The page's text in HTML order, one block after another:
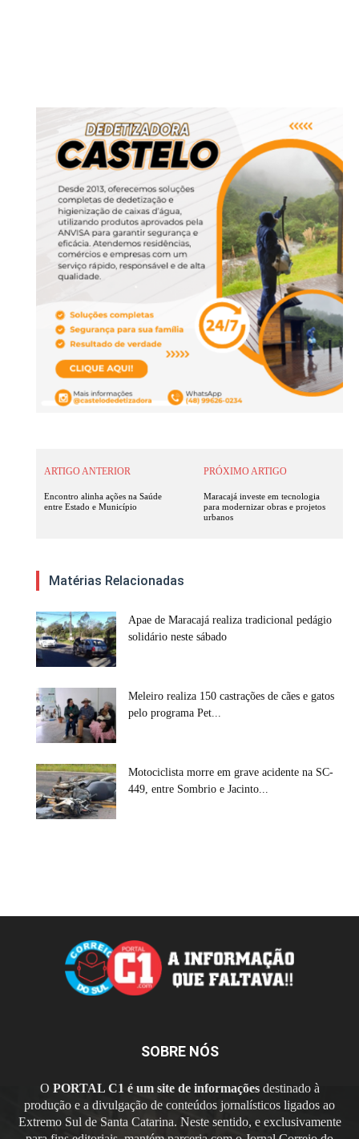
ARTIGO ANTERIOR
Encontro alinha ações na Saúde
entre Estado e Município
PRÓXIMO ARTIGO
Maracajá investe em tecnologia
para modernizar obras e projetos
urbanos
Matérias Relacionadas
Apae de Maracajá realiza tradicional pedágio
solidário neste sábado
Meleiro realiza 150 castrações de cães e gatos
pelo programa Pet...
Motociclista morre em grave acidente na SC-
449, entre Sombrio e Jacinto...
SOBRE NÓS
O PORTAL C1 é um site de informaçõesdestinado à
produção e a divulgação de conteúdos jornalísticos ligados ao
Extremo Sul de Santa Catarina. Neste sentido, e exclusivamente